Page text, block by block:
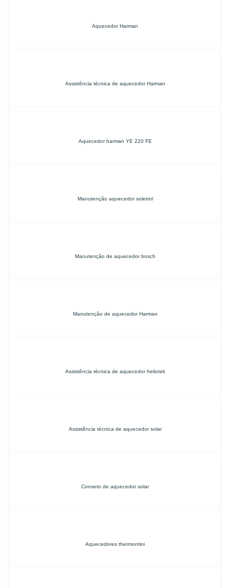
Aquecedor Harman
Assistência técnica de aquecedor Harman
Aquecedor harman YE 220 FE
Manutenção aquecedor soletrol
Manutenção de aquecedor bosch
Manutenção de aquecedor Harman
Assistência técnica de aquecedor heliotek
Assistência técnica de aquecedor solar
Conseto de aquecedor solar
Aquecedores thermontini